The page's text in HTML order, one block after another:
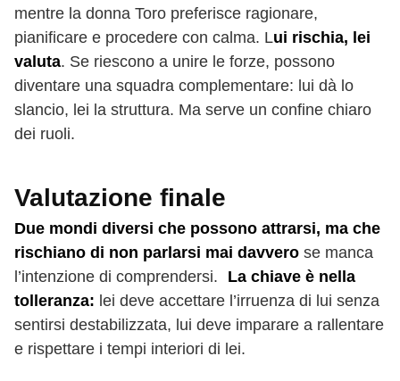
mentre la donna Toro preferisce ragionare,
pianificare e procedere con calma. Lui rischia, lei
valuta. Se riescono a unire le forze, possono
diventare una squadra complementare: lui dà lo
slancio, lei la struttura. Ma serve un confine chiaro
dei ruoli.
Valutazione finale
Due mondi diversi che possono attrarsi, ma che
rischiano di non parlarsi mai davvero se manca
l’intenzione di comprendersi. La chiave è nella
tolleranza: lei deve accettare l’irruenza di lui senza
sentirsi destabilizzata, lui deve imparare a rallentare
e rispettare i tempi interiori di lei.